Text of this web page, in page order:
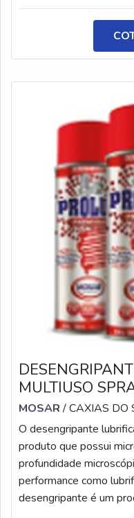
produto possui alta
proteção anticorrosiva
ser ideal para os
borrachas. Além do m
MULTIUSO
MOSAR/ CAXIAS DO
O desengripante
produto que possui
profundidade
performance como
desengripante é um